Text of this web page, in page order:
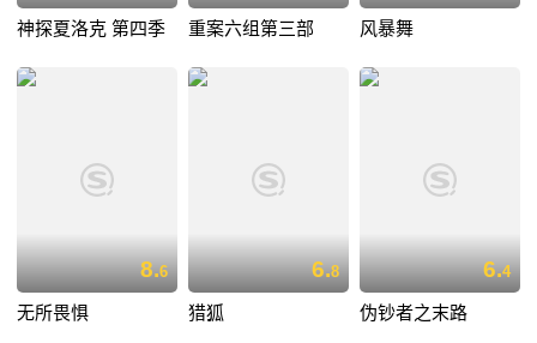
神探夏洛克 第四季 重案六组第三部 风暴舞
8.6
无所畏惧
6.8
猎狐
6.4
伪钞者之末路